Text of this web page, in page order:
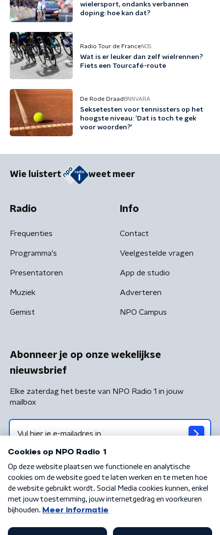
wielersport, ondanks verbannen
doping: hoe kan dat?
Radio Tour de FranceNOS
Wat is er leuker dan zelf wielrennen?
Fiets een Tourcafé-route
De Rode Draad BNNVARA
Seksetesten voor tennissters op het
hoogste niveau: 'Dat is toch te gek
voor woorden?'
Wie luistert weet meer
Radio
Frequenties
Programma's
Presentatoren
Muziek
Gemist
Info
Contact
Veelgestelde vragen
App de studio
Adverteren
NPO Campus
Abonneer je op onze wekelijkse
nieuwsbrief
Elke zaterdag het beste van NPO Radio 1 in jouw
mailbox
Algemene voorwaarden